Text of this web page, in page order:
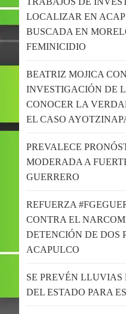
LOCALIZAR EN
BUSCADA EN
FEMINICIDIO
BEATRIZ MOJICA
INVESTIGACIÓN DE
CONOCER LA
EL CASO
PREVALECE
MODERADA A
GUERRERO
REFUERZA
CONTRA EL
DETENCIÓN DE DOS
ACAPULCO
SE PREVÉN LLUVIAS
DEL ESTADO PARA